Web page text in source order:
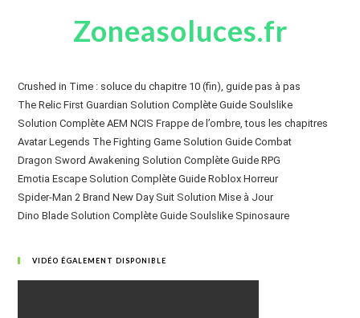
Zoneasoluces.fr
Crushed in Time : soluce du chapitre 10 (fin), guide pas à pas
The Relic First Guardian Solution Complète Guide Soulslike
Solution Complète AEM NCIS Frappe de l’ombre, tous les chapitres
Avatar Legends The Fighting Game Solution Guide Combat
Dragon Sword Awakening Solution Complète Guide RPG
Emotia Escape Solution Complète Guide Roblox Horreur
Spider-Man 2 Brand New Day Suit Solution Mise à Jour
Dino Blade Solution Complète Guide Soulslike Spinosaure
VIDÉO ÉGALEMENT DISPONIBLE